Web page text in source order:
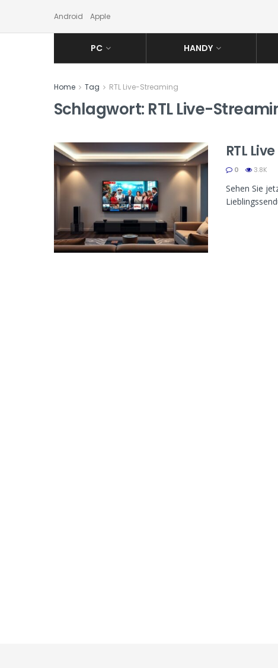
Android Apple
PC HANDY
Home Tag RTL Live-Streaming
Schlagwort: RTL Live-
RTL
0 3.8K
Sehen Sie